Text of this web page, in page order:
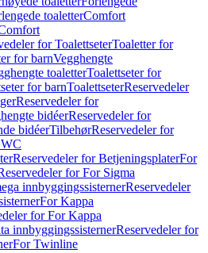
toaletterComfort
for ToalettseterToaletter for
for barnVegghengte
toaletterToalettseter for
for barnToalettseterReservedeler
Reservedeler for
bidéerReservedeler for
bidéerTilbehørReservedeler for
Reservedeler for BetjeningsplaterFor
for For Sigma
innbyggingssisternerReservedeler
For Kappa
for For Kappa
innbyggingssisternerReservedeler for
For Twinline